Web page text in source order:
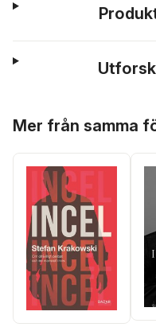
Mer från samma